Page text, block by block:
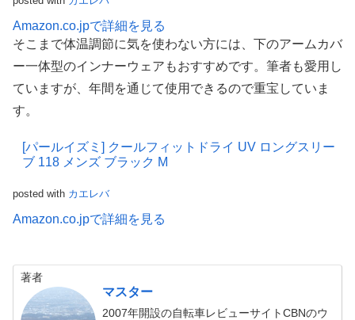
Amazon.co.jpで詳細を見る
そこまで体温調節に気を使わない方には、下のアームカバ
ー一体型のインナーウェアもおすすめです。筆者も愛用し
ていますが、年間を通じて使用できるので重宝していま
す。
[パールイズミ] クールフィットドライ UV ロングスリー
ブ 118 メンズ ブラック M
posted with カエレバ
Amazon.co.jpで詳細を見る
著者
マスター
2007年開設の自転車レビューサイトCBNのウ